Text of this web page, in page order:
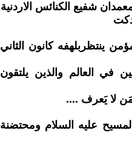
شفيع الكنائس الاردنية
ينتظربلهفه كانون الثاني
في العالم والذين يلتقون
مَن لا يَعرف ....
عليه السلام ومحتضنة